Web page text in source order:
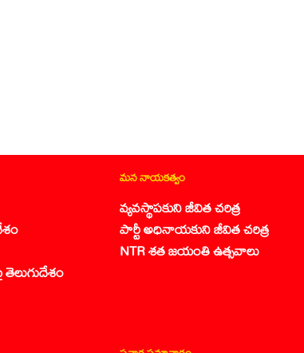
మన నాయకత్వం
వ్యవస్థాపకుని జీవిత చరిత్ర
పార్టీ అధినాయకుని జీవిత చరిత్ర
NTR శత జయంతి ఉత్సవాలు